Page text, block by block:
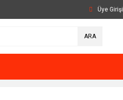
Üye Girişi
ARA